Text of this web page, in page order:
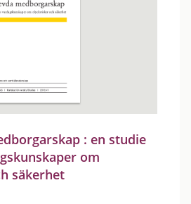
: en studie
om
säkerhet